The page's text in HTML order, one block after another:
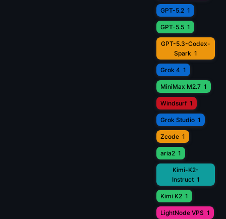
GPT-5.2 1
GPT-5.5 1
GPT-5.3-Codex-
Spark 1
Grok 4 1
MiniMax M2.7 1
Windsurf 1
Grok Studio 1
Zcode 1
aria2 1
Kimi-K2-
Instruct 1
Kimi K2 1
LightNode VPS 1